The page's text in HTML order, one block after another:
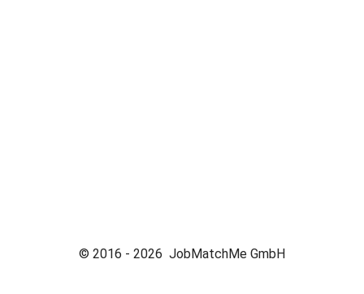
© 2016 - 2026 JobMatchMe GmbH